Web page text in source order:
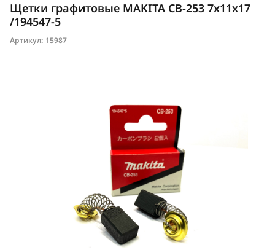
Щетки графитовые MAKITA CB-253 7x11x17
/194547-5
Артикул: 15987